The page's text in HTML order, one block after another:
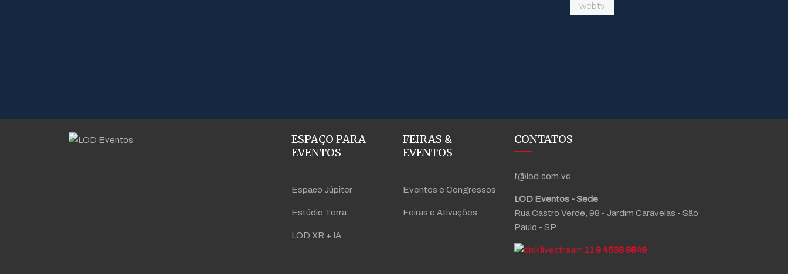
webtv
ESPAÇO PARA
EVENTOS
Espaco Júpiter
Estúdio Terra
LOD XR + IA
FEIRAS &
EVENTOS
Eventos e Congressos
Feiras e Ativações
CONTATOS
f@lod.com.vc
LOD Eventos - Sede
Rua Castro Verde, 98 - Jardim Caravelas - São
Paulo - SP
11 9 4538 9849